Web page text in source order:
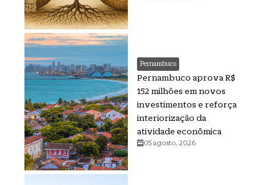
Pernambuco
Pernambuco aprova R$
152 milhões em novos
investimentos e reforça
interiorização da
atividade econômica
05 agosto, 2026